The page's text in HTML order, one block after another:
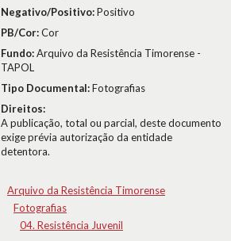
Negativo/Positivo:Positivo
PB/Cor:Cor
Fundo:Arquivo da Resistência Timorense -
TAPOL
Tipo Documental:Fotografias
Direitos:
A publicação, total ou parcial, deste documento
exige prévia autorização da entidade
detentora.
Arquivo da Resistência Timorense
Fotografias
04. Resistência Juvenil